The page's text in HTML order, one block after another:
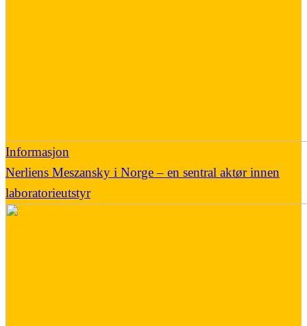
Informasjon
Nerliens Meszansky i Norge – en sentral aktør innen
laboratorieutstyr